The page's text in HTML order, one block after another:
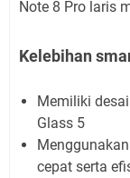
Note 8 Pro laris
Kelebihan
Memiliki
Glass 5
cepat serta